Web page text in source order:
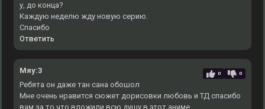
у, до конца?
Каждую неделю жду новую серию.
Спасибо
Ответить
Мяу:3 0 0
Ребята он даже тан сана обошол
Мне очень нравится сюжет дорисовки любовь и ТД спасибо
вам за то что вложили всю душу в этот аниме